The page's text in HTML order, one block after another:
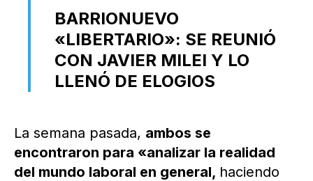
BARRIONUEVO
«LIBERTARIO»: SE REUNIÓ
CON JAVIER MILEI Y LO
LLENÓ DE ELOGIOS
La semana pasada, ambos se
encontraron para «analizar la realidad
del mundo laboral en general, haciendo